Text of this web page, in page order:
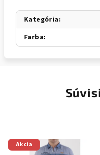
Kategória:
Farba:
Akcia